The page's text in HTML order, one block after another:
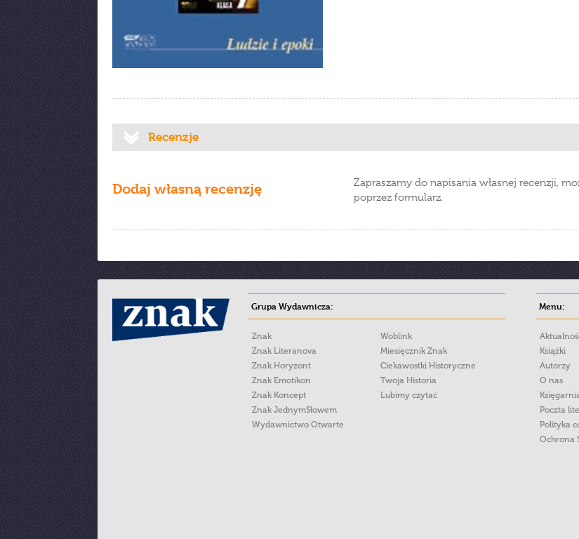
Recenzje
Dodaj własną recenzję
Zapraszamy do napisania własnej recenzji,
poprzez formularz.
Grupa Wydawnicza:
Znak
Znak Literanova
Znak Horyzont
Znak Emotikon
Znak Koncept
Znak JednymSłowem
Wydawnictwo Otwarte
Woblink
Miesięcznik Znak
Ciekawostki Historyczne
Twoja Historia
Lubimy czytać
Menu:
Książki
Autorzy
O nas
Poczta
Polityka
Ochrona